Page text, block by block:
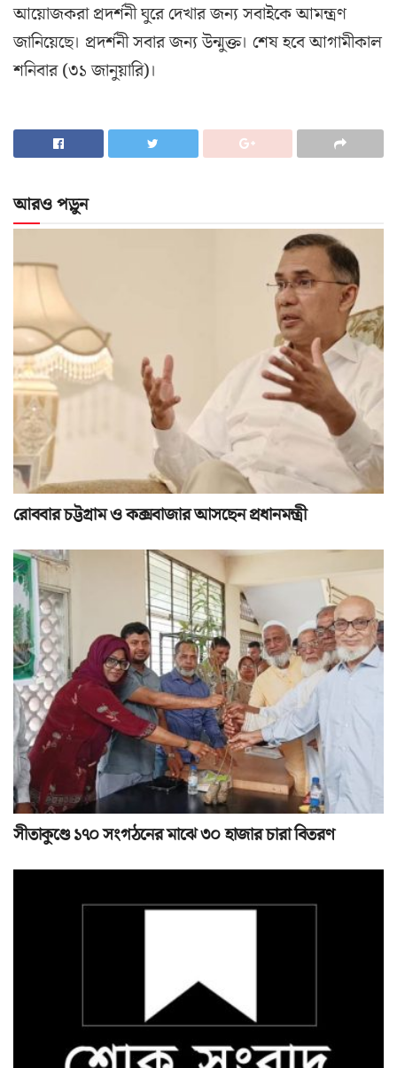
আয়োজকরা প্রদর্শনী ঘুরে দেখার জন্য সবাইকে আমন্ত্রণ
জানিয়েছে। প্রদর্শনী সবার জন্য উন্মুক্ত। শেষ হবে আগামীকাল
শনিবার (৩১ জানুয়ারি)।
আরও পড়ুন
রোববার চট্টগ্রাম ও কক্সবাজার আসছেন প্রধানমন্ত্রী
সীতাকুণ্ডে ১৭০ সংগঠনের মাঝে ৩০ হাজার চারা বিতরণ